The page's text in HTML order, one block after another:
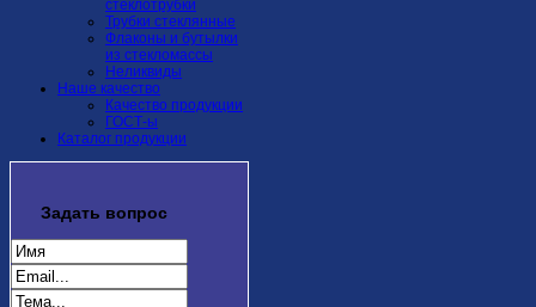
стеклотрубки
Трубки стеклянные
Флаконы и бутылки
из стекломассы
Неликвиды
Наше качество
Качество продукции
ГОСТ-ы
Каталог продукции
Задать вопрос